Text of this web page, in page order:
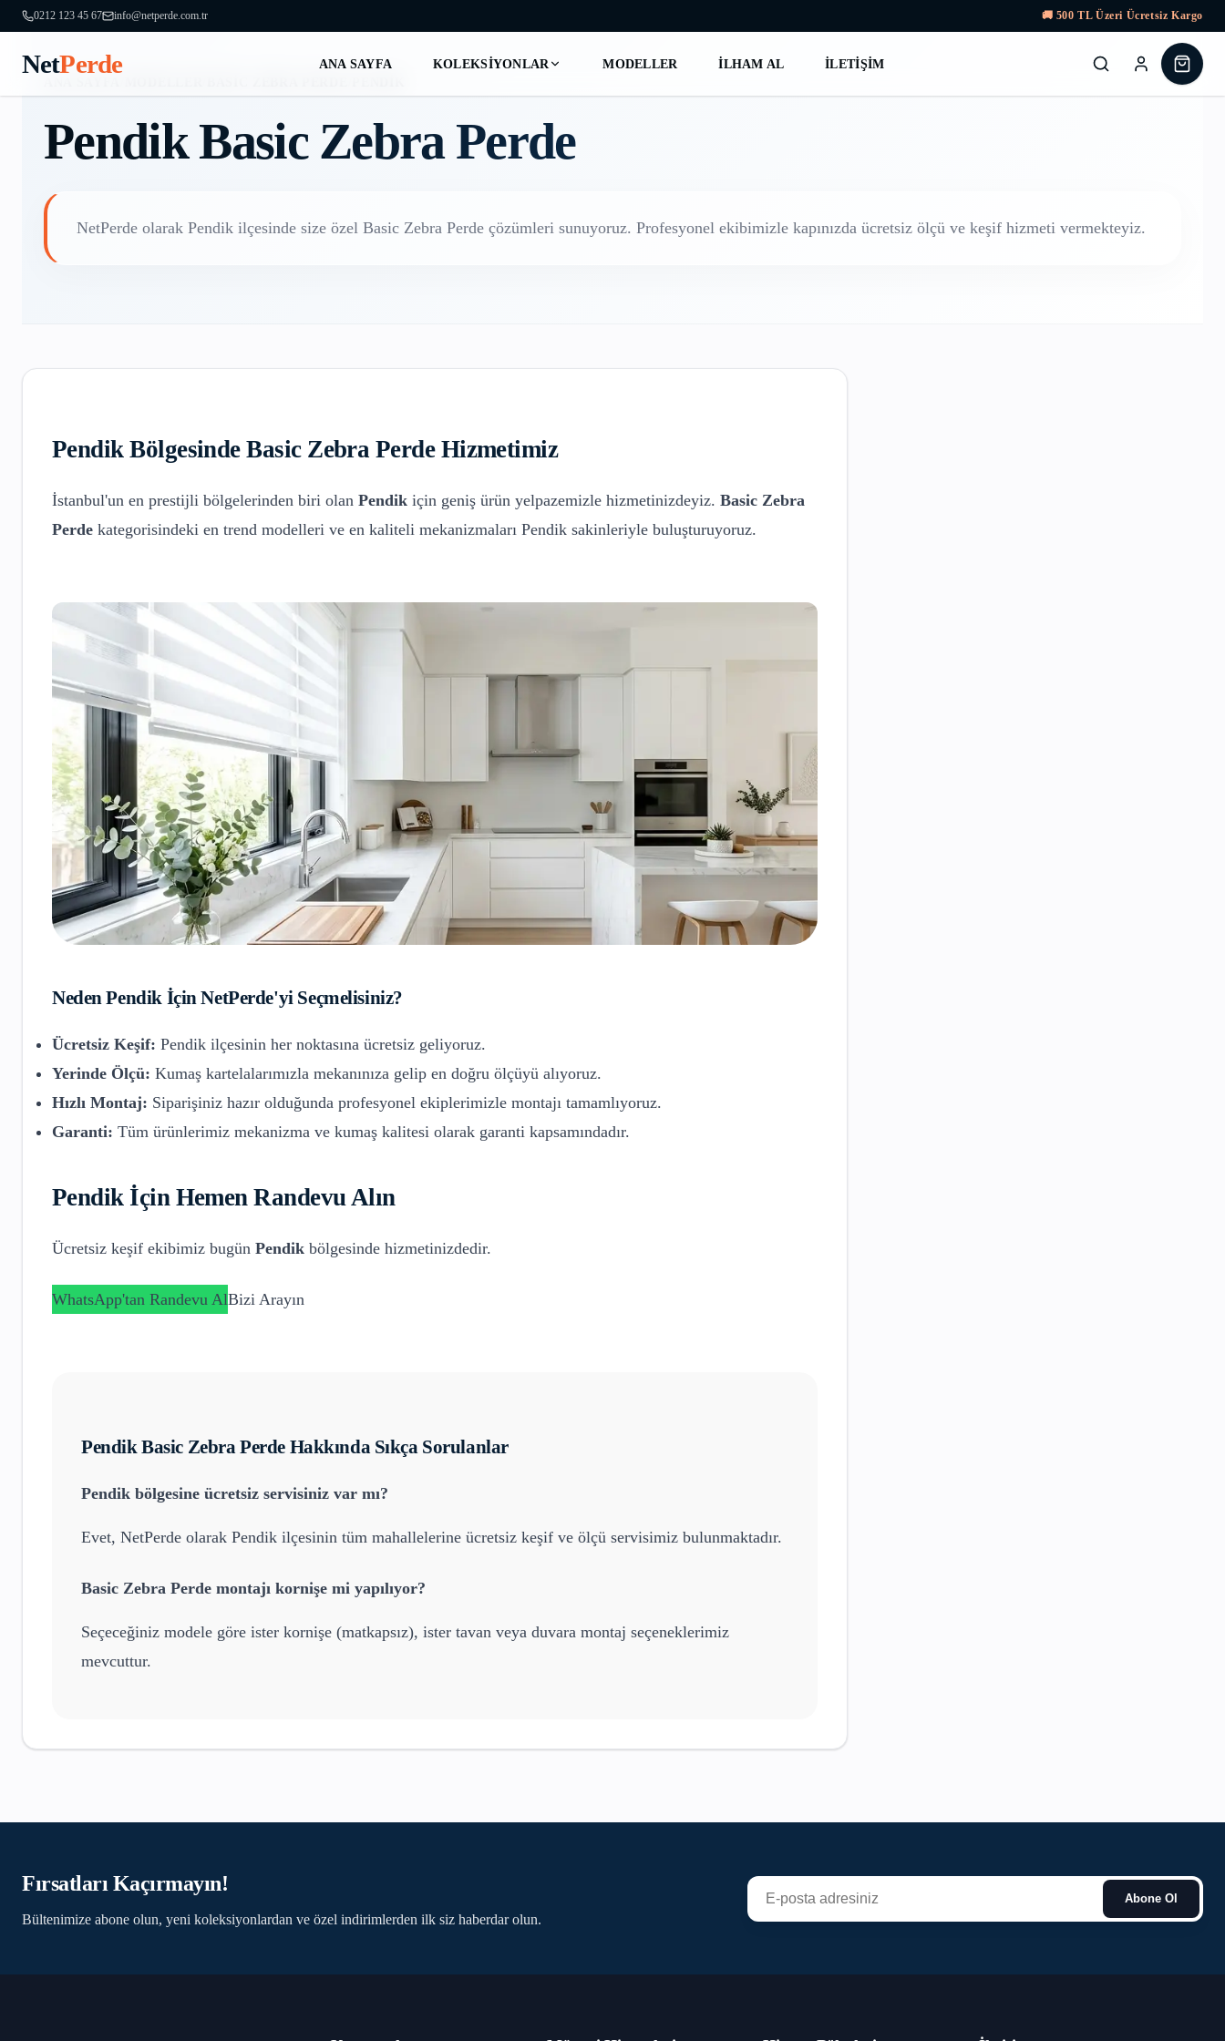
0212 123 45 67 info@netperde.com.tr 🚚 500 TL Üzeri Ücretsiz Kargo
NetPerde ANA SAYFA KOLEKSIYONLAR MODELLER İLHAM AL
İLETIŞIM
Pendik Basic Zebra Perde
NetPerde olarak Pendik ilçesinde size özel Basic Zebra Perde çözümleri sunuyoruz. Profesyonel ekibimizle kapınızda ücretsiz ölçü ve keşif hizmeti vermekteyiz.
PendikBölgesindeBasic Zebra PerdeHizmetimiz
İstanbul'un en prestijli bölgelerinden biri olan Pendik için geniş ürün yelpazemizle hizmetinizdeyiz. Basic Zebra
Perde kategorisindeki en trend modelleri ve en kaliteli mekanizmaları Pendik sakinleriyle buluşturuyoruz.
NedenPendikİçin NetPerde'yi Seçmelisiniz?
Ücretsiz Keşif: Pendik ilçesinin her noktasına ücretsiz geliyoruz.
Yerinde Ölçü: Kumaş kartelalarımızla mekanınıza gelip en doğru ölçüyü alıyoruz.
Hızlı Montaj: Siparişiniz hazır olduğunda profesyonel ekiplerimizle montajı tamamlıyoruz.
Garanti: Tüm ürünlerimiz mekanizma ve kumaş kalitesi olarak garanti kapsamındadır.
Pendikİçin Hemen Randevu Alın
Ücretsiz keşif ekibimiz bugün Pendik bölgesinde hizmetinizdedir.
WhatsApp'tan Randevu AlBizi Arayın
PendikBasic Zebra PerdeHakkında Sıkça Sorulanlar
Pendik bölgesine ücretsiz servisiniz var mı?
Evet, NetPerde olarak Pendik ilçesinin tüm mahallelerine ücretsiz keşif ve ölçü servisimiz bulunmaktadır.
Basic Zebra Perde montajı kornişe mi yapılıyor?
Seçeceğiniz modele göre ister kornişe (matkapsız), ister tavan veya duvara montaj seçeneklerimiz
mevcuttur.
Fırsatları Kaçırmayın!
Bültenimize abone olun, yeni koleksiyonlardan ve özel indirimlerden ilk siz haberdar olun.
Abone Ol